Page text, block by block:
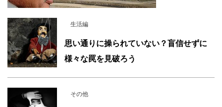
生活編
思い通りに操られていない？盲信せずに
様々な罠を見破ろう
その他